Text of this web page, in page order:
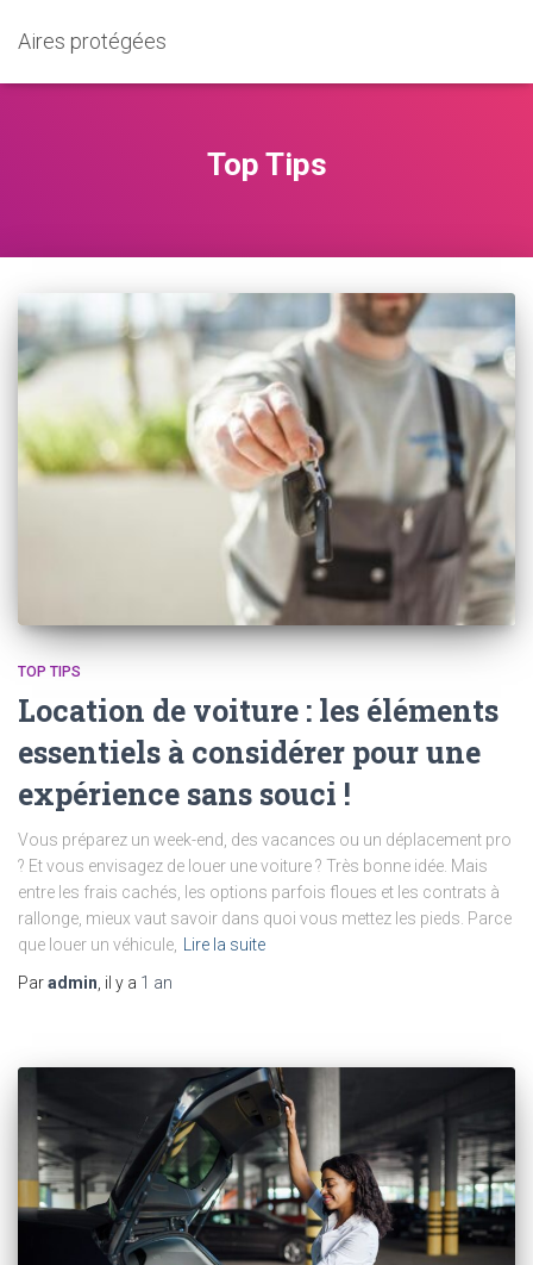
Aires protégées
Top Tips
TOP TIPS
Location de voiture : les éléments
essentiels à considérer pour une
expérience sans souci !
Vous préparez un week-end, des vacances ou un déplacement pro
? Et vous envisagez de louer une voiture ? Très bonne idée. Mais
entre les frais cachés, les options parfois floues et les contrats à
rallonge, mieux vaut savoir dans quoi vous mettez les pieds. Parce
que louer un véhicule,
Lire la suite
Paradmin , il y a 1 an